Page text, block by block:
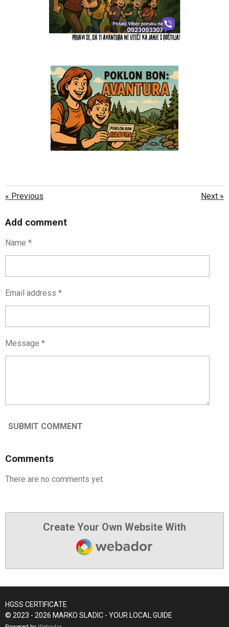
« Previous Next »
Add comment
Name *
Email address *
Message *
SUBMIT COMMENT
Comments
There are no comments yet.
Create Your Own Website With
Webador
HGSS CERTIFICATE
© 2023 - 2026 MARKO SLADIC - YOUR LOCAL GUIDE